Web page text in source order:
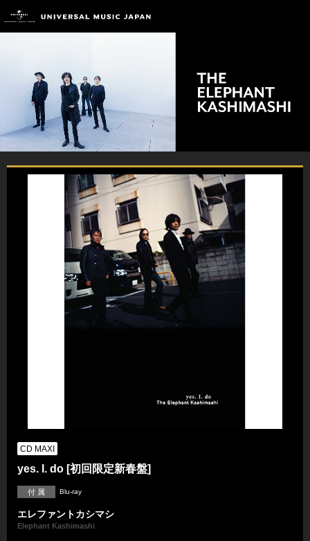
CD MAXI
yes. I. do [初回限定新春盤]
付 属 Blu-ray
エレファントカシマシ
Elephant Kashimashi